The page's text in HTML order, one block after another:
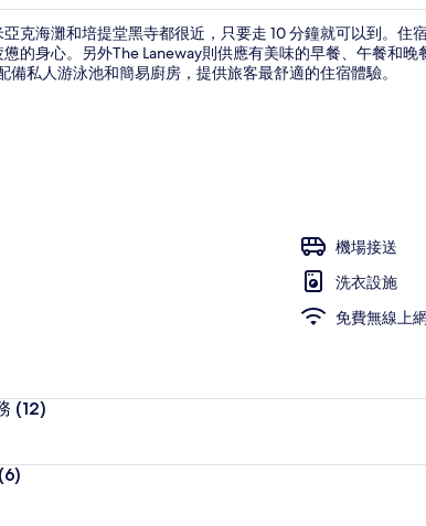
克海灘和培提堂黑寺都很近，只要走 10 分鐘就可以到。住
的身心。另外The Laneway則供應有美味的早餐、午餐和
備私人游泳池和簡易廚房，提供旅客最舒適的住宿體驗。
機場接送
洗衣設施
免費無線上
(12)
(6)